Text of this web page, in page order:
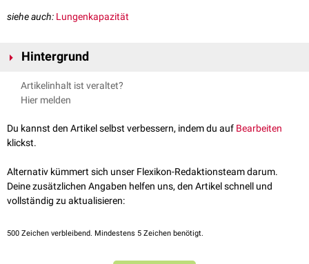
siehe auch: Lungenkapazität
Hintergrund
bestimmt werden. Sie ist die Summe aus
Vitalkapazität(VC):
TLC=RV+V C
Wenn man die Vitalkapazität in ihre einzelnen Volumina aufteilt:
TL C=RV +ERV+AZV+IRV
wobei:
ERV =Exspiratorisches Reservevolumen
IRV =Inspiratorisches Reservevolumen
Artikelinhalt ist veraltet?
Hier melden
Du kannst den Artikel selbst verbessern, indem du auf Bearbeiten
klickst.
Alternativ kümmert sich unser Flexikon-Redaktionsteam darum.
Deine zusätzlichen Angaben helfen uns, den Artikel schnell und
vollständig zu aktualisieren:
500 Zeichen verbleibend. Mindestens 5 Zeichen benötigt.